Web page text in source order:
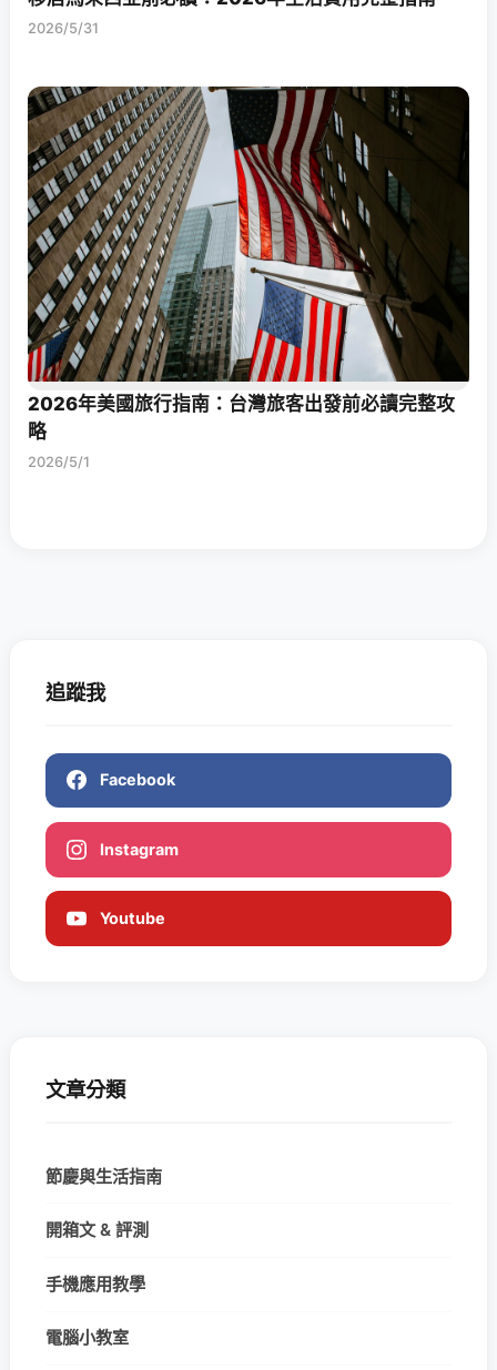
2026/5/31
2026年美國旅行指南：台灣旅客出發前必讀完整攻
略
2026/5/1
追蹤我
Facebook
Instagram
Youtube
文章分類
節慶與生活指南
開箱文 & 評測
手機應用教學
電腦小教室